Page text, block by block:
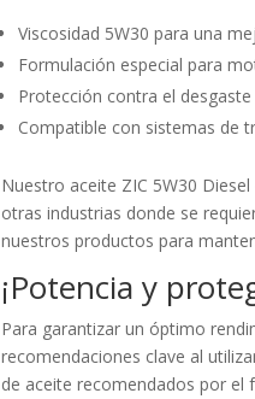
Viscosidad 5W30 para una
Formulación especial para
Protección contra el
Compatible con sistemas de
Nuestro aceite ZIC 5W30
otras industrias donde se
nuestros productos para
¡Potencia y
Para garantizar un óptimo
recomendaciones clave al
de aceite recomendados por el